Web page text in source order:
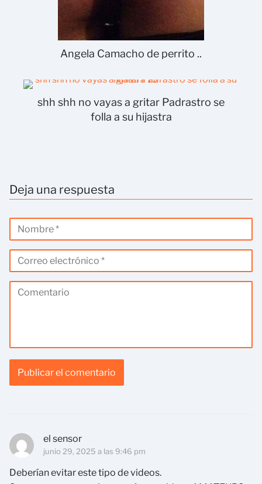
Angela Camacho de perrito ..
shh shh no vayas a gritar Padrastro se
folla a su hijastra
el sensor
junio 29, 2025 a las 9:46 pm
Deberían evitar este tipo de videos.
Deja una respuesta